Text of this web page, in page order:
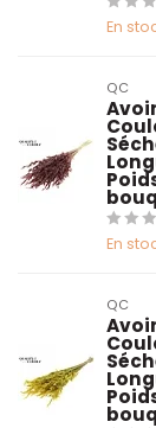
En
QC
En
QC